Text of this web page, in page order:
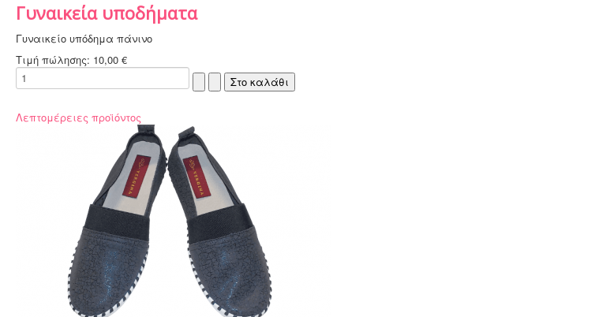
Γυναικεία υποδήματα
Γυναικείο υπόδημα πάνινο
Τιμή πώλησης: 10,00 €
Λεπτομέρειες προϊόντος